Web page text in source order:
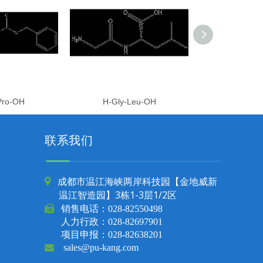
OH H-Gly-Leu-OH
联系我们

成都市温江海峡两岸科技园【金地威新
温江智造园】3栋1-3层1/2区
 销售电话： 028-82550498
人力行政：028-82697901
项目申报：028-82638201
 sales@pu-kang.com